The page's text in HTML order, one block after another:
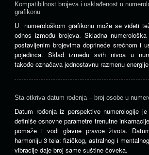
Kompatibilnost brojeva i usklađenost u
grafikonu
U numerološkom grafikonu može se videti
odnos između brojeva. Skladna
postavljenim brojevima doprineće srećnom i
pojedinca. Sklad između svih nivoa u
takođe označava jednostavnu razmenu
Šta otkriva datum rođenja – broj osobe u
Datum rođenja iz perspektive numerologije
definiše osnovne parametre trenutne
pomaže i vodi glavne pravce života.
harmoniju 3 tela: fizičkog, astralnog i
vibracije daje broj same suštine čoveka.